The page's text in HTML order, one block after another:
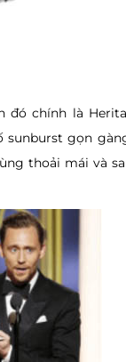
đó chính là
sunburst gọn
thoải mái và